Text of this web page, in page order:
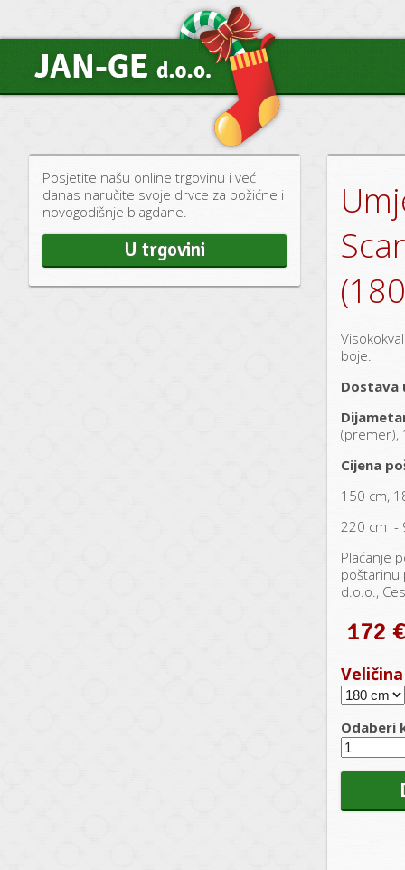
Posjetite našu online trgovinu i već
danas naručite svoje drvce za božićne i
novogodišnje blagdane.
U trgovini
boje.
Dostava
(premer),
Cijena
150 cm,
220 cm -
Plaćanje
poštarinu
d.o.o.,
172
Veličina
Odaberi